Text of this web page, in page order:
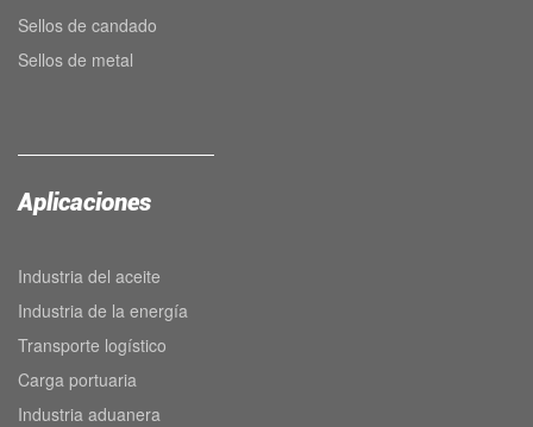
Sellos de candado
Sellos de metal
Aplicaciones
Industria del aceite
Industria de la energía
Transporte logístico
Carga portuaria
Industria aduanera